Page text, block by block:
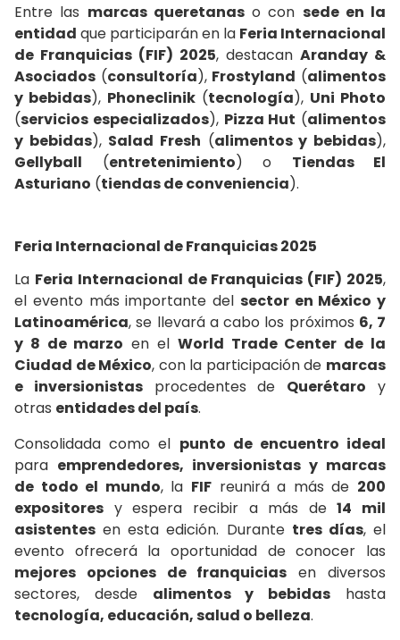
Entre las marcas queretanaso con sede en la
entidad que participarán en la Feria Internacional
de Franquicias (FIF) 2025, destacan Aranday &
Asociados (consultoría), Frostyland (alimentos
y bebidas), Phoneclinik (tecnología), Uni Photo
(servicios especializados), Pizza Hut (alimentos
y bebidas), Salad Fresh (alimentos y bebidas),
Gellyball (entretenimiento) o Tiendas El
Asturiano (tiendas de conveniencia).
Feria Internacional de Franquicias 2025
La Feria Internacional de Franquicias (FIF) 2025,
el evento más importante del sector en México y
Latinoamérica, se llevará a cabo los próximos 6, 7
y 8 de marzo en el World Trade Center de la
Ciudad de México, con la participación de marcas
e inversionistasprocedentes de Querétaro y
otras entidades del país.
Consolidada como el punto de encuentro ideal
para emprendedores, inversionistas y marcas
de todo el mundo, la FIF reunirá a más de 200
expositores y espera recibir a más de14 mil
asistentes en esta edición. Durante tres días, el
evento ofrecerá la oportunidad de conocer las
mejores opciones de franquicias en diversos
sectores, desde alimentos y bebidas hasta
tecnología, educación, salud o belleza.